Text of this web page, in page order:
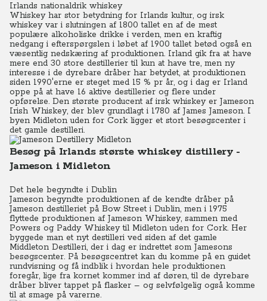
Irlands nationaldrik whiskey
Whiskey har stor betydning for Irlands kultur, og irsk
whiskey var i slutningen af 1800 tallet en af de mest
populære alkoholiske drikke i verden, men en kraftig
nedgang i efterspørgslen i løbet af 1900 tallet betød også en
væsentlig nedskæring af produktionen. Irland gik fra at have
mere end 30 store destillerier til kun at have tre, men ny
interesse i de dyrebare dråber har betydet, at produktionen
siden 1990'erne er steget med 15 % pr år, og i dag er Irland
oppe på at have 16 aktive destillerier og flere under
opførelse. Den største producent af irsk whiskey er Jameson
Irish Whiskey, der blev grundlagt i 1780 af James Jameson. I
byen Midleton uden for Cork ligger et stort besøgscenter i
det gamle destilleri.
Besøg på Irlands største whiskey distillery -
Jameson i Midleton
Det hele begyndte i Dublin
Jameson begyndte produktionen af de kendte dråber på
Jameson destilleriet på Bow Street i Dublin, men i 1975
flyttede produktionen af Jameson Whiskey, sammen med
Powers og Paddy Whiskey til Midleton uden for Cork. Her
byggede man et nyt destilleri ved siden af det gamle
Middleton Destilleri, der i dag er indrettet som Jamesons
besøgscenter. På besøgscentret kan du komme på en guidet
rundvisning og få indblik i hvordan hele produktionen
foregår, lige fra kornet kommer ind af døren, til de dyrebare
dråber bliver tappet på flasker – og selvfølgelig også komme
til at smage på varerne.